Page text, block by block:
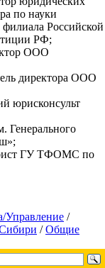
по науки
Российской
РФ;
ООО
директора ООО
юрисконсульт
Генерального
ГУ ТФОМС по
Управление /
/Общие